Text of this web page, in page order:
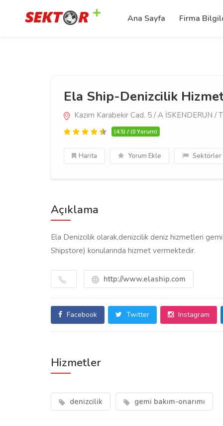
Ana Sayfa Firma
Ela Ship-Denizcilik
Kazım Karabekir Cad. 5 / A İSKENDERUN /
(4.5) / (0 Yorum)
Harita Yorum Ekle Sektörler
Açıklama
Ela Denizcilik olarak,denizcilik deniz hizmetleri
Shipstore) konularında hizmet vermektedir.
http://www.elaship.com
Facebook Twitter Instagram
Hizmetler
denizcilik gemi bakım-onarımı